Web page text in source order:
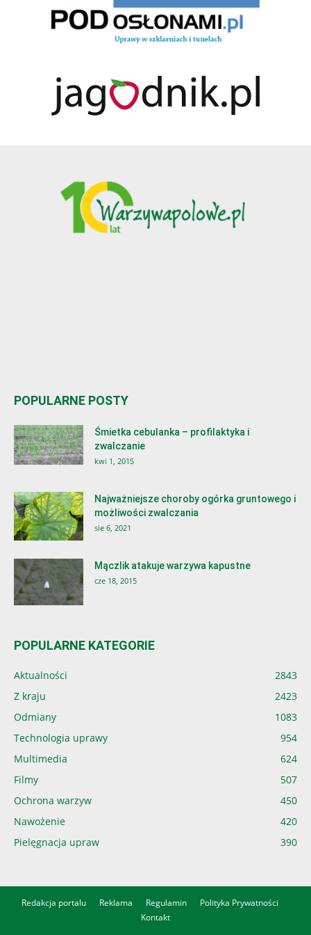
POPULARNE POSTY
Śmietka cebulanka – profilaktyka i
zwalczanie
kwi 1, 2015
Najważniejsze choroby ogórka gruntowego i
możliwości zwalczania
sie 6, 2021
Mączlik atakuje warzywa kapustne
cze 18, 2015
POPULARNE KATEGORIE
Aktualności
2843
Z kraju
2423
Odmiany
1083
Technologia uprawy
954
Multimedia
624
Filmy
507
Ochrona warzyw
450
Nawożenie
420
Pielęgnacja upraw
390
Redakcja portalu Reklama Regulamin
Polityka Prywatności
Kontakt